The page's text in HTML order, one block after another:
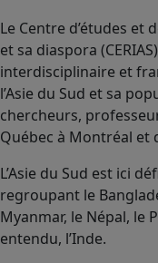
Le Centre d’études et
et sa diaspora
interdisciplinaire et
l’Asie du Sud et sa
chercheurs,
Québec à Montréal et
L’Asie du Sud est ici
regroupant le
Myanmar, le Népal, le
entendu, l’Inde.